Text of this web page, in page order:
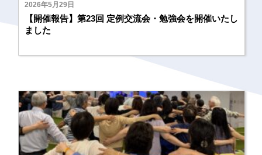
2026年5月29日
【開催報告】第23回 定例交流会・勉強会を開催いたし
ました